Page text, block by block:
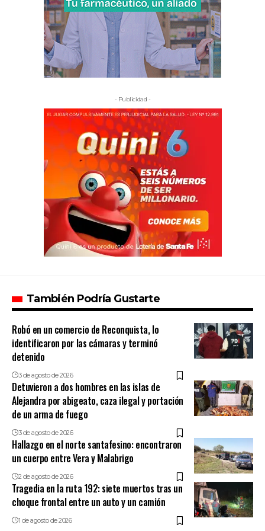
- Publicidad -
También Podría Gustarte
Robó en un comercio de Reconquista, lo
identificaron por las cámaras y terminó
detenido
3 de agosto de 2026
Detuvieron a dos hombres en las islas de
Alejandra por abigeato, caza ilegal y portación
de un arma de fuego
3 de agosto de 2026
Hallazgo en el norte santafesino: encontraron
un cuerpo entre Vera y Malabrigo
2 de agosto de 2026
Tragedia en la ruta 192: siete muertos tras un
choque frontal entre un auto y un camión
1 de agosto de 2026